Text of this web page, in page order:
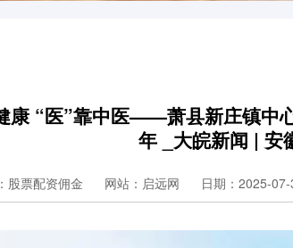
康 “医”靠中医——萧县新庄镇中
年 _大皖新闻 | 安
股票配资佣金 网站：启远网 日期：2025-